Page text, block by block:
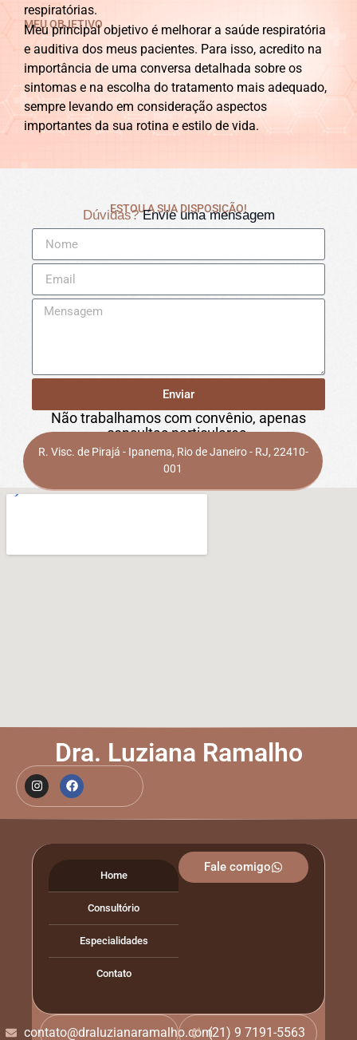
respiratórias.
MEU OBJETIVO
Meu principal objetivo é melhorar a saúde respiratória
e auditiva dos meus pacientes. Para isso, acredito na
importância de uma conversa detalhada sobre os
sintomas e na escolha do tratamento mais adequado,
sempre levando em consideração aspectos
importantes da sua rotina e estilo de vida.
ESTOU A SUA DISPOSIÇÃO!
Dúvidas?Envie uma mensagem
Enviar
Não trabalhamos com convênio, apenas
consultas particulares.
R. Visc. de Pirajá - Ipanema, Rio de Janeiro - RJ, 22410-
001
Dra. Luziana Ramalho
Home
Consultório
Especialidades
Contato
Fale comigo
contato@draluzianaramalho.com(21) 9 7191-5563